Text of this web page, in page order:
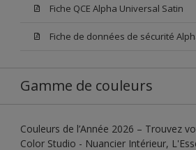
Fiche QCE Alpha Universal Satin
Gamme de couleurs
Couleurs de l’Année 2026 – Trouvez
Color Studio - Nuancier Intérieur,